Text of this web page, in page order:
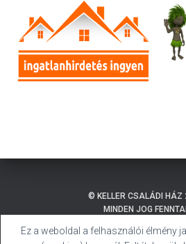
© KELLER CSALÁDI HÁZ
MINDEN JOG
Ez a weboldal a felhasználói élmény